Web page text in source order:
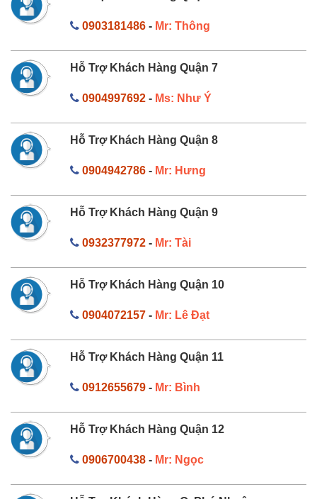
0903181486- Mr: Thông
Hỗ Trợ Khách Hàng Quận 7
0904997692- Ms: Như Ý
Hỗ Trợ Khách Hàng Quận 8
0904942786- Mr: Hưng
Hỗ Trợ Khách Hàng Quận 9
0932377972- Mr: Tài
Hỗ Trợ Khách Hàng Quận 10
0904072157- Mr: Lê Đạt
Hỗ Trợ Khách Hàng Quận 11
0912655679- Mr: Bình
Hỗ Trợ Khách Hàng Quận 12
0906700438- Mr: Ngọc